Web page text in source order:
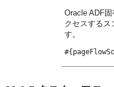
Oracle ADF
クセスするス
す。